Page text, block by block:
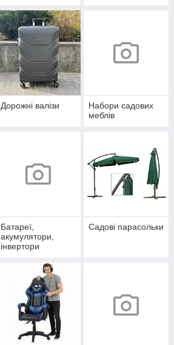
Дорожні валізи
Набори садових
меблів
Батареї,
акумулятори,
інвертори
Садові парасольки